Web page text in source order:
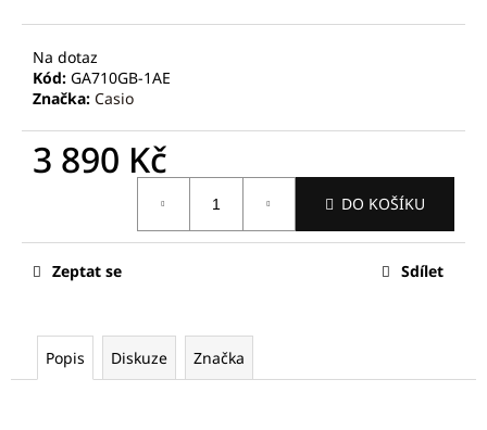
Na dotaz
Kód: GA710GB-1AE
Značka: Casio
3 890 Kč
DO KOŠÍKU
Zeptat se Sdílet
Popis Diskuze Značka
D
o
p
o
u